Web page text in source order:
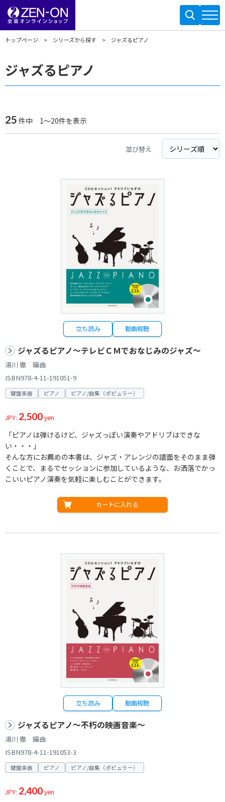
トップページ シリーズから探す ジャズるピアノ
ジャズるピアノ
25 件中 1～20件を表示
並び替え
立ち読み 動画視聴
ジャズるピアノ～テレビＣＭでおなじみのジャズ～
湯川 徹 編曲
ISBN978-4-11-191051-9
鍵盤楽器 ピアノ ピアノ/曲集（ポピュラー）
JPY: 2,500yen
「ピアノは弾けるけど、ジャズっぽい演奏やアドリブはできな
い・・・」
そんな方にお薦めの本書は、ジャズ・アレンジの譜面をそのまま弾
くことで、まるでセッションに参加しているような、お洒落でかっ
こいいピアノ演奏を気軽に楽しむことができます。
カートに入れる
立ち読み 動画視聴
ジャズるピアノ～不朽の映画音楽～
湯川 徹 編曲
ISBN978-4-11-191053-3
鍵盤楽器 ピアノ ピアノ/曲集（ポピュラー）
JPY: 2,400yen